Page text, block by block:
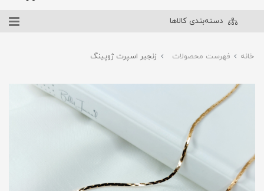
دسته‌بندی کالاها
خانه فهرست محصولات زنجیر اسپرت ژوپینگ